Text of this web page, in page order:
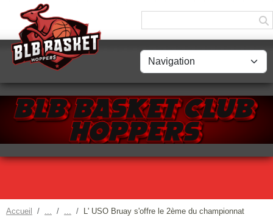
Accueil L' USO Bruay s'offre le 2ème du championnat
Panneau de gestion des cookies